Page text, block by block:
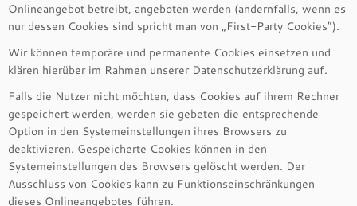
Onlineangebot betreibt, angeboten werden (andernfalls, wenn es
nur dessen Cookies sind spricht man von „First-Party Cookies“).
Wir können temporäre und permanente Cookies einsetzen und
klären hierüber im Rahmen unserer Datenschutzerklärung auf.
Falls die Nutzer nicht möchten, dass Cookies auf ihrem Rechner
gespeichert werden, werden sie gebeten die entsprechende
Option in den Systemeinstellungen ihres Browsers zu
deaktivieren. Gespeicherte Cookies können in den
Systemeinstellungen des Browsers gelöscht werden. Der
Ausschluss von Cookies kann zu Funktionseinschränkungen
dieses Onlineangebotes führen.